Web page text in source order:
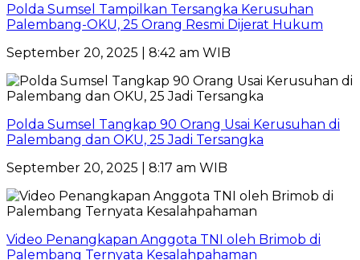
Polda Sumsel Tampilkan Tersangka Kerusuhan
Palembang-OKU, 25 Orang Resmi Dijerat Hukum
September 20, 2025 | 8:42 am WIB
Polda Sumsel Tangkap 90 Orang Usai Kerusuhan di
Palembang dan OKU, 25 Jadi Tersangka
September 20, 2025 | 8:17 am WIB
Video Penangkapan Anggota TNI oleh Brimob di
Palembang Ternyata Kesalahpahaman